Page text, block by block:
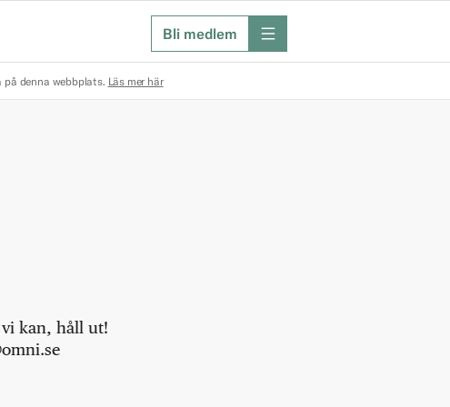
Bli medlem meny
på denna webbplats. Läs mer här
kan, håll ut!